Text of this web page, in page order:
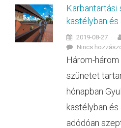
Karbantartási
kastélyban és
2019-08-27
Nincs
Három-
szünetet
hónapban
kastélyban és
adódóan